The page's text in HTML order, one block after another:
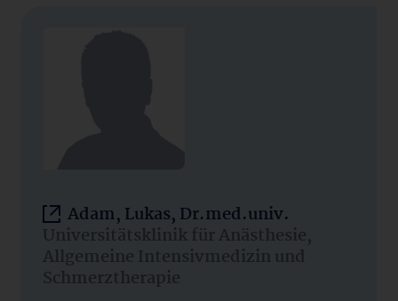
Adam, Lukas, Dr.med.univ.
Universitätsklinik für Anästhesie,
Allgemeine Intensivmedizin und
Schmerztherapie